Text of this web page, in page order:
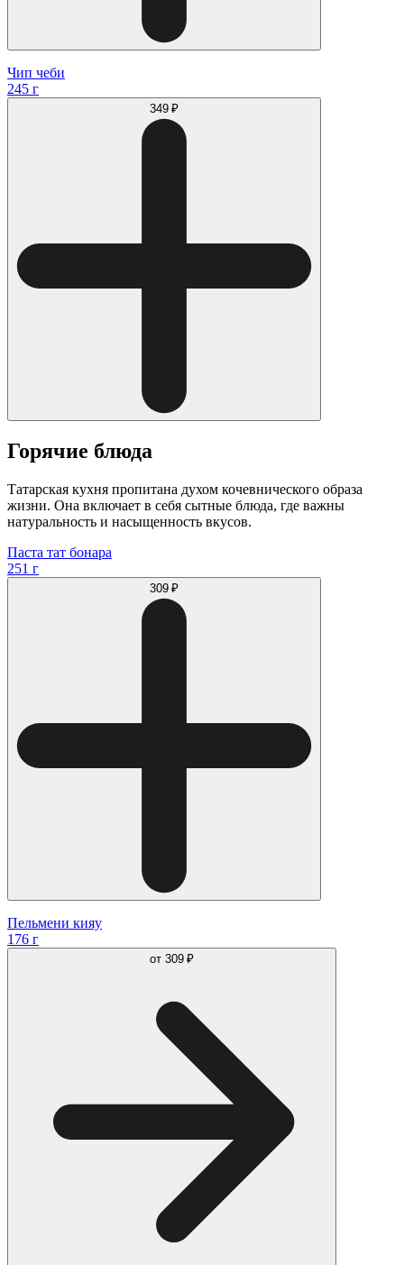
Чип чеби
245 г
349 ₽
Горячие блюда
Татарская кухня пропитана духом кочевнического образа
жизни. Она включает в себя сытные блюда, где важны
натуральность и насыщенность вкусов.
Паста тат бонара
251 г
309 ₽
Пельмени кияу
176 г
от 309 ₽